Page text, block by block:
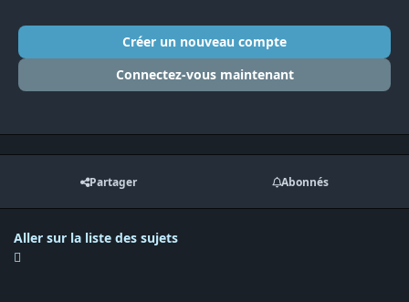
Créer un nouveau compte
Connectez-vous maintenant
Partager Abonnés
Aller sur la liste des sujets